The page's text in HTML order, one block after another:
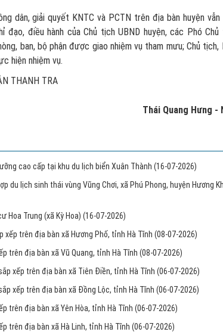
dân, giải quyết KNTC và PCTN trên địa bàn huyện vẫn
điều hành của Chủ tịch UBND huyện, các Phó Chủ
ban, bộ phận được giao nhiệm vụ tham mưu; Chủ tịch,
hiện nhiệm vụ.
THANH TRA
Thái Quang Hưng -
cao cấp tại khu du lịch biển Xuân Thành (16-07-2026)
du lịch sinh thái vùng Vũng Chơi, xã Phú Phong, huyện Hương
Hoa Trung (xã Kỳ Hoa) (16-07-2026)
trên địa bàn xã Hương Phố, tỉnh Hà Tĩnh (08-07-2026)
trên địa bàn xã Vũ Quang, tỉnh Hà Tĩnh (08-07-2026)
xếp trên địa bàn xã Tiên Điền, tỉnh Hà Tĩnh (06-07-2026)
xếp trên địa bàn xã Đồng Lộc, tỉnh Hà Tĩnh (06-07-2026)
trên địa bàn xã Yên Hòa, tỉnh Hà Tĩnh (06-07-2026)
trên địa bàn xã Hà Linh, tỉnh Hà Tĩnh (06-07-2026)